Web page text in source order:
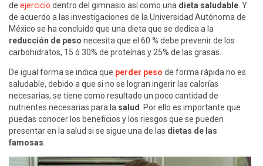
de ejercicio dentro del gimnasio así como una dieta saludable. Y
de acuerdo a las investigaciones de la Universidad Autónoma de
México se ha concluido que una dieta que se dedica a la
reducción de peso necesita que el 60 % debe prevenir de los
carbohidratos, 15 ó 30% de proteínas y 25% de las grasas.
De igual forma se indica que perder peso de forma rápida no es
saludable, debido a que si no se logran ingerir las calorías
necesarias, se tiene como resultado un poco cantidad de
nutrientes necesarias para la salud. Por ello es importante que
puedas conocer los beneficios y los riesgos que se pueden
presentar en la salud si se sigue una de las dietas de las
famosas.